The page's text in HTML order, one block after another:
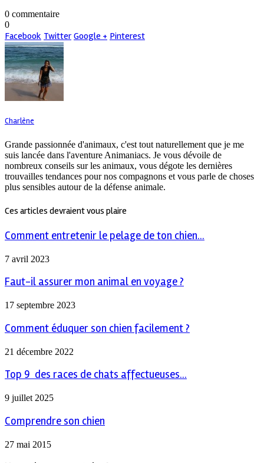
0 commentaire
0
Facebook Twitter Google + Pinterest
Charlène
Grande passionnée d'animaux, c'est tout naturellement que je me
suis lancée dans l'aventure Animaniacs. Je vous dévoile de
nombreux conseils sur les animaux, vous dégote les dernières
trouvailles tendances pour nos compagnons et vous parle de choses
plus sensibles autour de la défense animale.
Ces articles devraient vous plaire
Comment entretenir le pelage de ton chien...
7 avril 2023
Faut-il assurer mon animal en voyage ?
17 septembre 2023
Comment éduquer son chien facilement ?
21 décembre 2022
Top 9 des races de chats affectueuses...
9 juillet 2025
Comprendre son chien
27 mai 2015